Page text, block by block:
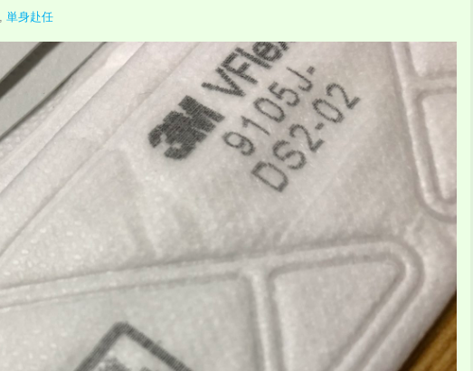
単身赴任